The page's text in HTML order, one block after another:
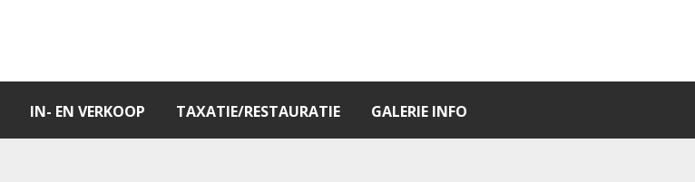
IN- EN VERKOOP TAXATIE/RESTAURATIE GALERIE INFO